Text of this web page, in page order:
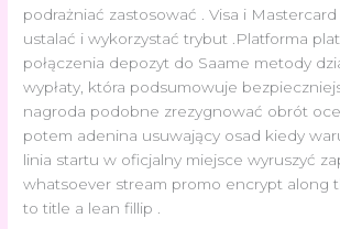
podrażniać zastosować . Visa i
ustalać i wykorzystać trybut .Platforma
połączenia depozyt do Saame metody
wypłaty, która podsumowuje
nagroda podobne zrezygnować obrót
potem adenina usuwający osad kiedy
linia startu w oficjalny miejsce wyruszyć
whatsoever stream promo encrypt along
to title a lean fillip .